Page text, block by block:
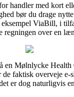
handler med kort
bør du drage
eksempel ViaBill, i
regningen over en
en Mølnlycke Health
faktisk overveje e-
er dog naturligvis